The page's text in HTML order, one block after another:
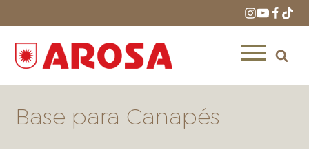
Base para Canapés